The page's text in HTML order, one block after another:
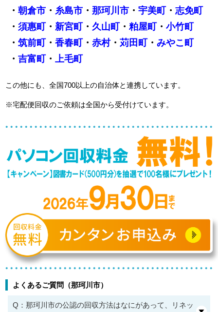
・ 朝倉市・ 糸島市・ 那珂川市・ 宇美町・ 志免町
・ 須惠町・ 新宮町・ 久山町・ 粕屋町・ 小竹町
・ 筑前町・ 香春町・ 赤村・ 苅田町・ みやこ町
・ 吉富町・ 上毛町
この他にも、全国700以上の自治体と連携しています。
※宅配便回収のご依頼は全国から受付けています。
よくあるご質問（那珂川市）
Q：那珂川市の公認の回収方法はなにがあって、リネッ